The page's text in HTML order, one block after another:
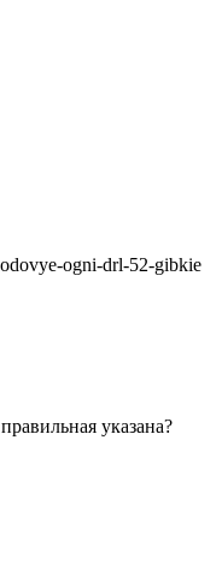
ogni-drl-52-gibkie
указана?